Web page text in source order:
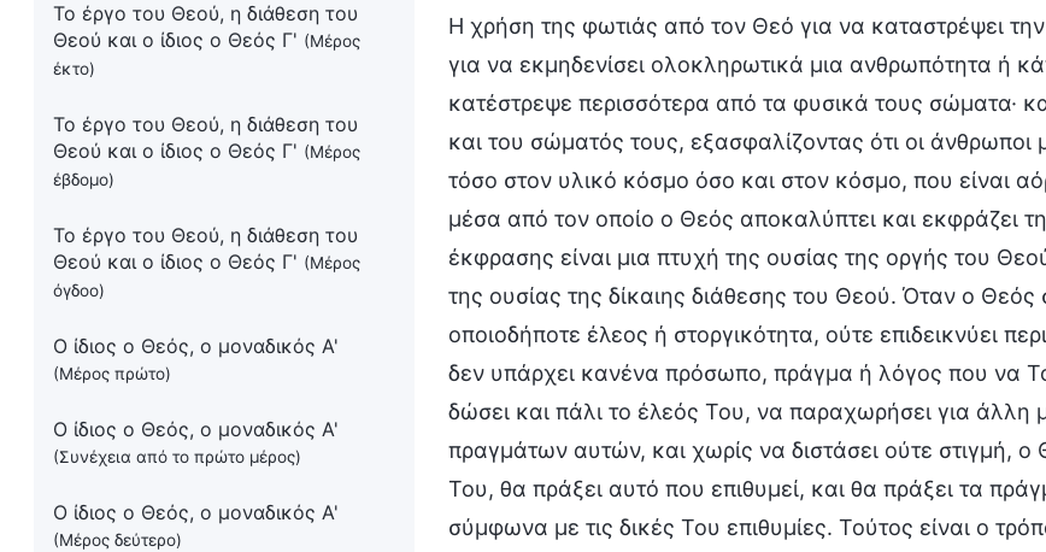
Το έργο του Θεού, η διάθεση του
Θεού και ο ίδιος ο Θεός Γ' (Μέρος
έκτο)
Το έργο του Θεού, η διάθεση του
Θεού και ο ίδιος ο Θεός Γ' (Μέρος
έβδομο)
Το έργο του Θεού, η διάθεση του
Θεού και ο ίδιος ο Θεός Γ' (Μέρος
όγδοο)
Ο ίδιος ο Θεός, ο μοναδικός Α'
(Μέρος πρώτο)
Ο ίδιος ο Θεός, ο μοναδικός Α'
(Συνέχεια από το πρώτο μέρος)
Ο ίδιος ο Θεός, ο μοναδικός Α'
(Μέρος δεύτερο)
Η χρήση της φωτιάς από τον Θεό για να καταστρέψει
για να εκμηδενίσει ολοκληρωτικά μια ανθρωπότητα ή
κατέστρεψε περισσότερα από τα φυσικά τους σώματα·
και του σώματός τους, εξασφαλίζοντας ότι οι
τόσο στον υλικό κόσμο όσο και στον κόσμο, που είναι
μέσα από τον οποίο ο Θεός αποκαλύπτει και εκφράζει
έκφρασης είναι μια πτυχή της ουσίας της οργής του
της ουσίας της δίκαιης διάθεσης του Θεού. Όταν ο
οποιοδήποτε έλεος ή στοργικότητα, ούτε επιδεικνύει
δεν υπάρχει κανένα πρόσωπο, πράγμα ή λόγος που να
δώσει και πάλι το έλεός Του, να παραχωρήσει για άλλη
πραγμάτων αυτών, και χωρίς να διστάσει ούτε στιγμή, ο
Του, θα πράξει αυτό που επιθυμεί, και θα πράξει τα
σύμφωνα με τις δικές Του επιθυμίες. Τούτος είναι ο